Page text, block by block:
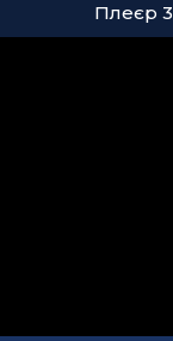
Плеєр 3